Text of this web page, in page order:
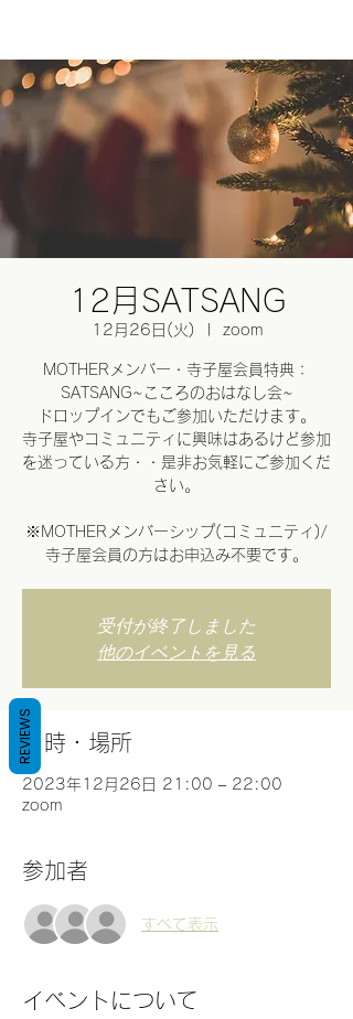
12月SATSANG
12月26日(火) zoom
MOTHERメンバー・寺子屋会員特典：
SATSANG~こころのおはなし会~
ドロップインでもご参加いただけます。
寺子屋やコミュニティに興味はあるけど参加
を迷っている方・・是非お気軽にご参加くだ
さい。
※MOTHERメンバーシップ(コミュニティ)/
寺子屋会員の方はお申込み不要です。
受付が終了しました
他のイベントを見る
日時・場所
2023年12月26日 21:00 – 22:00
zoom
参加者
すべて表示
イベントについて
REVIEWS